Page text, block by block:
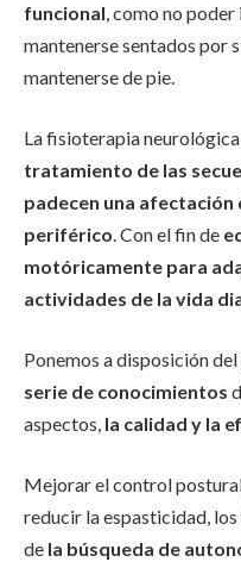
funcional, como no
mantenerse sentados por
mantenerse de pie.
La fisioterapia neurológica
tratamiento de las
padecen una
periférico. Con el fin de
motóricamente para
actividades de la vida
Ponemos a disposición
serie de conocimientos
aspectos, la calidad y la
Mejorar el control
reducir la espasticidad,
de la búsqueda de